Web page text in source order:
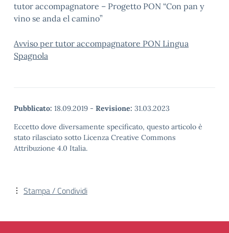
tutor accompagnatore – Progetto PON “Con pan y
vino se anda el camino”
Avviso per tutor accompagnatore PON Lingua
Spagnola
Pubblicato: 18.09.2019 - Revisione: 31.03.2023
Eccetto dove diversamente specificato, questo articolo è
stato rilasciato sotto Licenza Creative Commons
Attribuzione 4.0 Italia.
Stampa / Condividi